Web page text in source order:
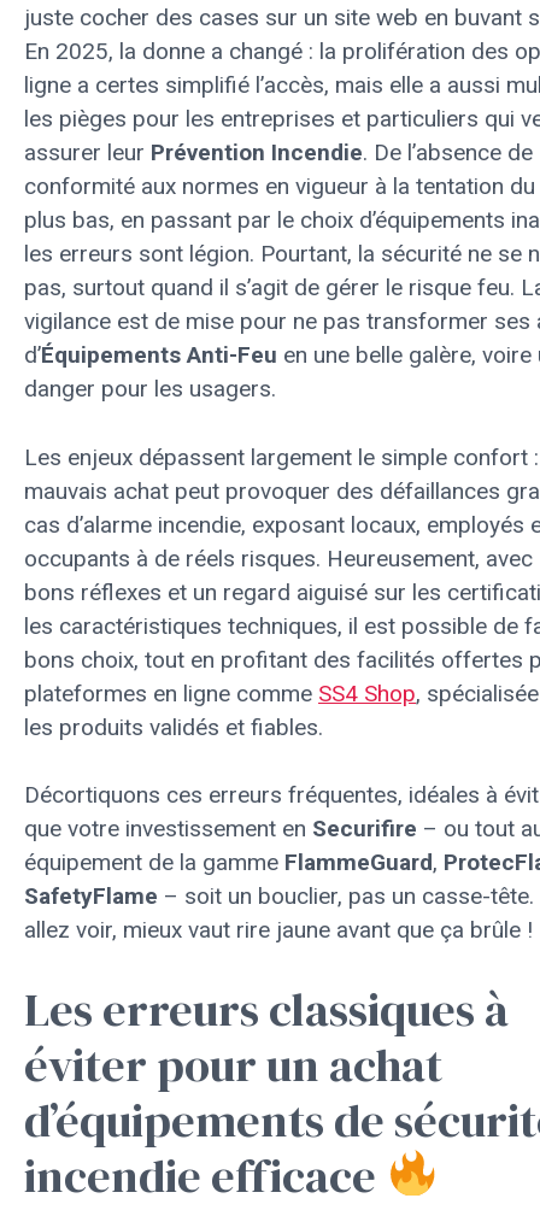
juste cocher des cases sur un site web en buvant
En 2025, la donne a changé : la prolifération des
ligne a certes simplifié l’accès, mais elle a aussi
les pièges pour les entreprises et particuliers qui
assurer leur Prévention Incendie. De l’absence de
conformité aux normes en vigueur à la tentation
plus bas, en passant par le choix d’équipements
les erreurs sont légion. Pourtant, la sécurité ne se
pas, surtout quand il s’agit de gérer le risque feu.
vigilance est de mise pour ne pas transformer ses
d’Équipements Anti-Feu en une belle galère, voire
danger pour les usagers.
Les enjeux dépassent largement le simple confort
mauvais achat peut provoquer des défaillances
cas d’alarme incendie, exposant locaux, employés
occupants à de réels risques. Heureusement, avec
bons réflexes et un regard aiguisé sur les
les caractéristiques techniques, il est possible de
bons choix, tout en profitant des facilités offertes
plateformes en ligne comme SS4 Shop,
les produits validés et fiables.
Décortiquons ces erreurs fréquentes, idéales à
que votre investissement en Securifire – ou tout
équipement de la gamme FlammeGuard,
SafetyFlame – soit un bouclier, pas un casse-tête.
allez voir, mieux vaut rire jaune avant que ça brûle !
Les erreurs classiques à
éviter pour un achat
d’équipements de
incendie efficace